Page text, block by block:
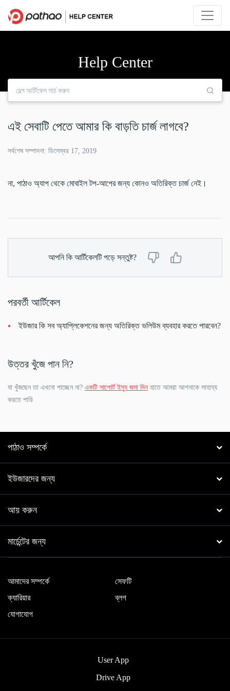
Help Center
এই সেবাটি পেতে আমার কি বাড়তি চার্জ লাগবে?
সর্বশেষ সম্পাদনা: ডিসেম্বর 17, 2019
না, পাঠাও অ্যাপ থেকে মোবাইল টপ-আপের জন্য কোনও অতিরিক্ত চার্জ নেই।
আপনি কি আর্টিকেলটি পড়ে সন্তুষ্ট?
পরবর্তী আর্টিকেল
ইউজার কি সব অ্যাপ্লিকেশনের জন্য অতিরিক্ত ভলিউম ব্যবহার করতে পারবেন?
উত্তর খুঁজে পান নি?
যা খুঁজছেন তা এখনো পাচ্ছেন না? একটি সাপোর্ট ইস্যু জমা দিনযাতে আমরা আপনাকে সাহায্য
করতে পারি
পাঠাও সম্পর্কে
ইউজারদের জন্য
আয় করুন
মার্চেন্টের জন্য
আমাদের সম্পর্কে
সেফটি
ক্যারিয়ার
ব্লগ
যোগাযোগ
User App
Drive App